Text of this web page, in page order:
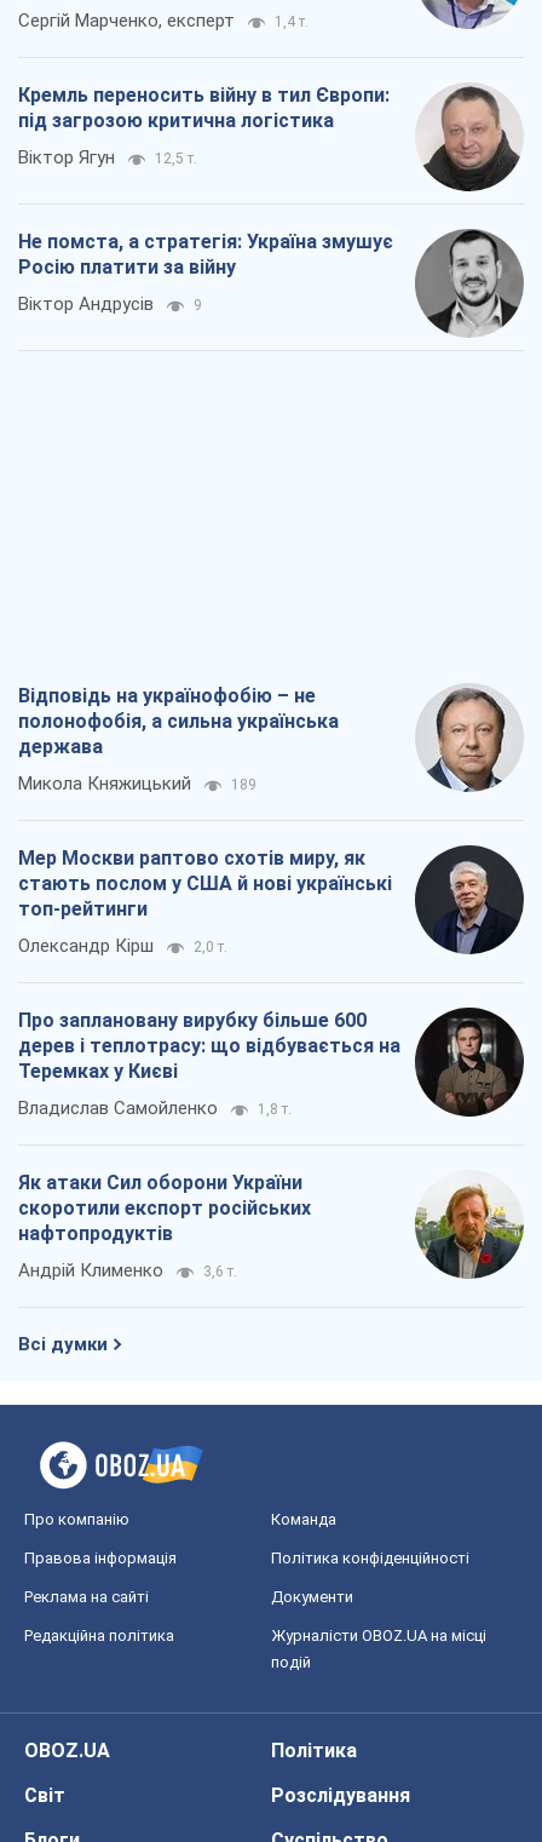
Сергій Марченко, експерт 1,4 т.
Кремль переносить війну в тил Європи:
під загрозою критична логістика
Віктор Ягун 12,5 т.
Не помста, а стратегія: Україна змушує
Росію платити за війну
Віктор Андрусів 9
Відповідь на українофобію – не
полонофобія, а сильна українська
держава
Микола Княжицький 189
Мер Москви раптово схотів миру, як
стають послом у США й нові українські
топ-рейтинги
Олександр Кірш 2,0 т.
Про заплановану вирубку більше 600
дерев і теплотрасу: що відбувається на
Теремках у Києві
Владислав Самойленко 1,8 т.
Як атаки Сил оборони України
скоротили експорт російських
нафтопродуктів
Андрій Клименко 3,6 т.
Всі думки
Про компанію Команда
Правова інформація Політика конфіденційності
Реклама на сайті Документи
Редакційна політика
Журналісти OBOZ.UA на місці
подій
OBOZ.UA
Політика
Світ
Розслідування